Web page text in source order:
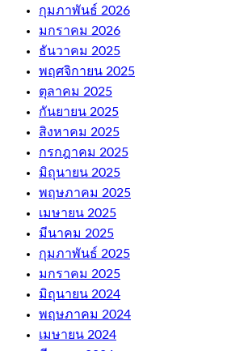
กุมภาพันธ์ 2026
มกราคม 2026
ธันวาคม 2025
พฤศจิกายน 2025
ตุลาคม 2025
กันยายน 2025
สิงหาคม 2025
กรกฎาคม 2025
มิถุนายน 2025
พฤษภาคม 2025
เมษายน 2025
มีนาคม 2025
กุมภาพันธ์ 2025
มกราคม 2025
มิถุนายน 2024
พฤษภาคม 2024
เมษายน 2024